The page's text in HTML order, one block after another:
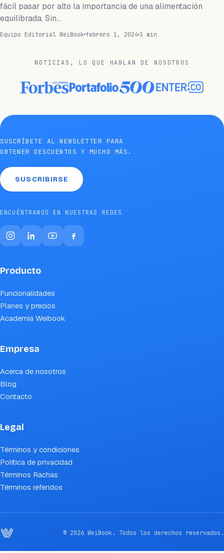
fácil pasar por alto la importancia de una alimentación
equilibrada. Sin…
Equipo Editorial WeiBook febrero 1, 2024 3 min
NOTICIAS, LO QUE HABLAN DE NOSOTROS
SUSCRÍBETE AL NEWSLETTER PARA
OBTENER DESCUENTOS Y MUCHO MÁS.
SUSCRIBIRSE
ENCUÉNTRANOS EN NUESTRAS REDES
Producto
Funcionalidades
Planes y precios
Academia Weibook
Empresa
Acerca de nosotros
Blog
Contacto
Legal
Términos y condiciones
Política de privacidad
Términos Rachas
Términos referidos
© 2026 WeiBook. Todos los derechos reservados.